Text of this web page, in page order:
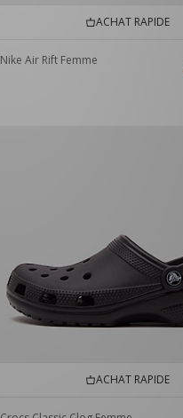
ACHAT RAPIDE
Nike Air Rift Femme
ACHAT RAPIDE